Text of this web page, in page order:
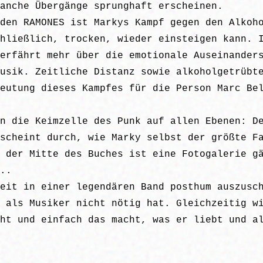
Übergänge sprunghaft erscheinen.
RAMONES ist Markys Kampf gegen den
trocken, wieder einsteigen kann.
mehr über die emotionale
Zeitliche Distanz sowie alkoholgetrübte
dieses Kampfes für die Person Marc
die Keimzelle des Punk auf allen Ebenen:
durch, wie Marky selbst der größte
Mitte des Buches ist eine Fotogalerie
Zeit in einer legendären Band posthum
Musiker nicht nötig hat. Gleichzeitig
und einfach das macht, was er liebt und